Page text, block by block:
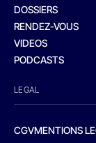
DOSSIERS
RENDEZ-VOUS
VIDEOS
PODCASTS
LEGAL
CGVMENTIONS